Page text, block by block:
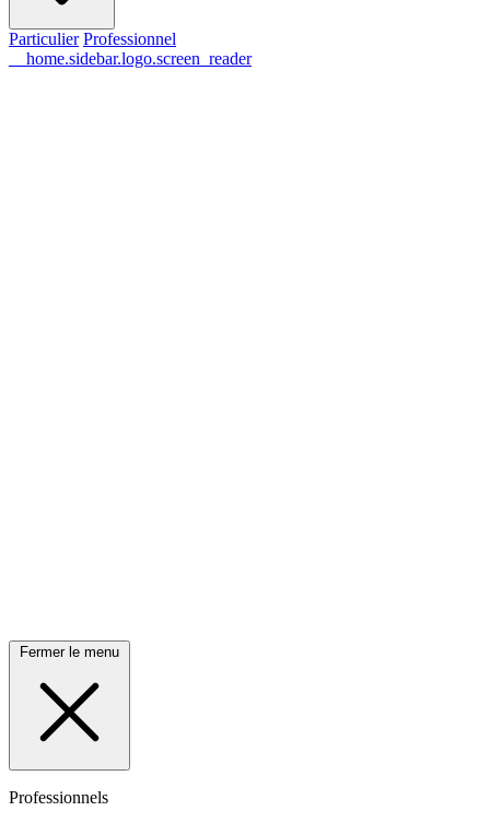
Particulier Professionnel
__home.sidebar.logo.screen_reader
Fermer le menu
Professionnels